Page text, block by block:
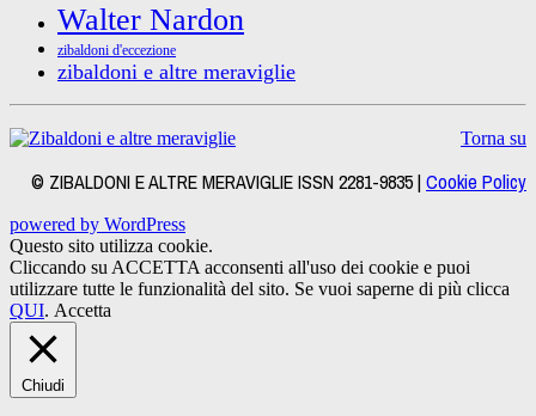
Walter Nardon
zibaldoni d'eccezione
zibaldoni e altre meraviglie
Torna su
© ZIBALDONI E ALTRE MERAVIGLIE ISSN 2281-9835 | Cookie Policy
powered by WordPress
Questo sito utilizza cookie.
Cliccando su ACCETTA acconsenti all'uso dei cookie e puoi
utilizzare tutte le funzionalità del sito. Se vuoi saperne di più clicca
QUI. Accetta
Chiudi